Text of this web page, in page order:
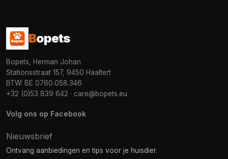
Bopets
Bopets, Herman Johan
Stationsstraat 157, 9450 Haaltert
BTW: BE 0760.058.346
+32 (0)53 839 642 · care@bopets.eu
Volg ons op Facebook
Nieuwsbrief
Ontvang aanbiedingen en tips voor je huisdier.